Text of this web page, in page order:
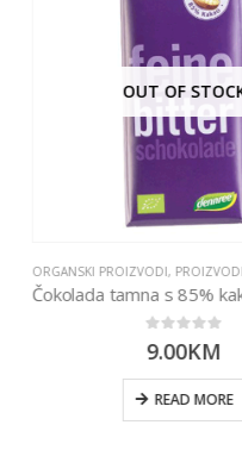
OUT OF STOCK
ORGANSKI PROIZVODI,PROIZVODI,SLANE I
9.00KM
READ MORE